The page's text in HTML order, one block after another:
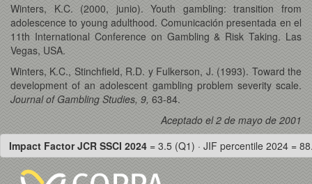
Winters, K.C. (2000, junio). Youth gambling: transition from
adolescence to young adulthood. Comunicación presentada en el
11th International Conference on Gambling & Risk Taking. Las
Vegas, USA.
Winters, K.C., Stinchfield, R.D. y Fulkerson, J. (1993). Toward the
development of an adolescent gambling problem severity scale.
Journal of Gambling Studies, 9, 63-84.
Aceptado el 2 de mayo de 2001
Impact Factor JCR SSCI 2024 = 3.5 (Q1) · JIF percentile 2024 =